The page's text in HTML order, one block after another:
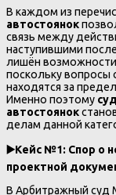
В каждом из
автостоянок
связь между
наступившими
лишён
поскольку вопросы
находятся за
Именно поэтому
автостоянок
делам данной
▶️Кейс №1: Спор о
проектной
В Арбитражный суд